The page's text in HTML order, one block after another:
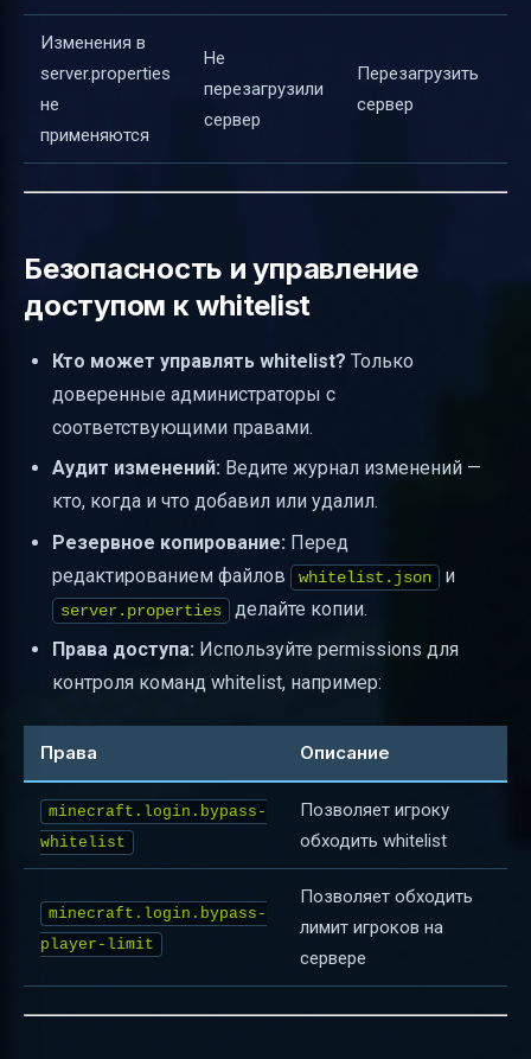
Изменения в
server.properties
не
применяются
Не
перезагрузили
сервер
Перезагрузить
сервер
Безопасность и управление
доступом к whitelist
Кто может управлять whitelist? Только
доверенные администраторы с
соответствующими правами.
Аудит изменений: Ведите журнал изменений —
кто, когда и что добавил или удалил.
Резервное копирование: Перед
редактированием файлов
whitelist.json и
server.properties
делайте копии.
Права доступа: Используйте permissions для
контроля команд whitelist, например:
Права Описание
minecraft.login.bypass-
whitelist
Позволяет игроку
обходить whitelist
minecraft.login.bypass-
player-limit
Позволяет обходить
лимит игроков на
сервере